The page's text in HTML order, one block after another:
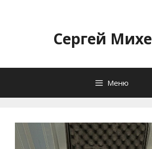
содержимомуСергей
Меню